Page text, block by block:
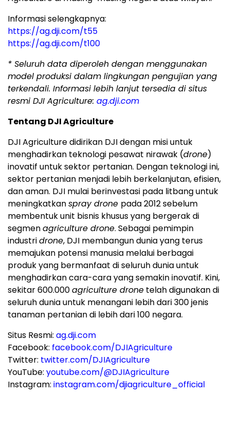
Informasi selengkapnya:
https://ag.dji.com/t55
https://ag.dji.com/t100
* Seluruh data diperoleh dengan menggunakan
model produksi dalam lingkungan pengujian yang
terkendali. Informasi lebih lanjut tersedia di situs
resmi DJI Agriculture: ag.dji.com
Tentang DJI Agriculture
DJI Agriculture didirikan DJI dengan misi untuk
menghadirkan teknologi pesawat nirawak (drone)
inovatif untuk sektor pertanian. Dengan teknologi ini,
sektor pertanian menjadi lebih berkelanjutan, efisien,
dan aman. DJI mulai berinvestasi pada litbang untuk
meningkatkanspray drone pada 2012 sebelum
membentuk unit bisnis khusus yang bergerak di
segmenagriculture drone. Sebagai pemimpin
industridrone, DJI membangun dunia yang terus
memajukan potensi manusia melalui berbagai
produk yang bermanfaat di seluruh dunia untuk
menghadirkan cara-cara yang semakin inovatif. Kini,
sekitar 600.000agriculture drone telah digunakan di
seluruh dunia untuk menangani lebih dari 300 jenis
tanaman pertanian di lebih dari 100 negara.
Situs Resmi: ag.dji.com
Facebook: facebook.com/DJIAgriculture
Twitter: twitter.com/DJIAgriculture
YouTube: youtube.com/@DJIAgriculture
Instagram: instagram.com/djiagriculture_official